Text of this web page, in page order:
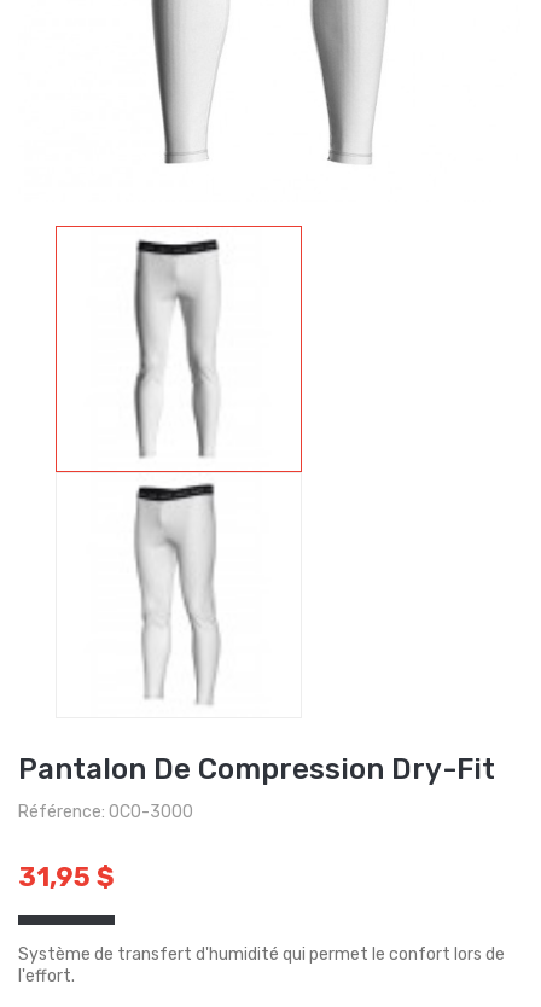
Pantalon De Compression Dry-Fit
Référence: OCO-3000
31,95 $
Système de transfert d'humidité qui permet le confort lors de
l'effort.